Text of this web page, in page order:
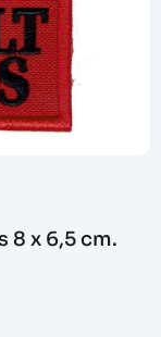
8 x 6,5 cm.